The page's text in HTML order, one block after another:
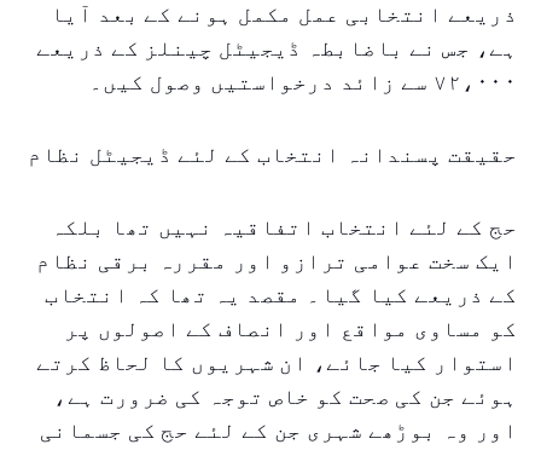
ذریعے انتخابی عمل مکمل ہونے کے بعد آیا
ہے، جس نے باضابطہ ڈیجیٹل چینلز کے ذریعے
۷۲،۰۰۰ سے زائد درخواستیں وصول کیں۔
حقیقت پسندانہ انتخاب کے لئے ڈیجیٹل نظام
حج کے لئے انتخاب اتفاقیہ نہیں تھا بلکہ
ایک سخت عوامی ترازو اور مقررہ برقی نظام
کے ذریعے کیا گیا۔ مقصد یہ تھا کہ انتخاب
کو مساوی مواقع اور انصاف کے اصولوں پر
استوار کیا جائے، ان شہریوں کا لحاظ کرتے
ہوئے جن کی صحت کو خاص توجہ کی ضرورت ہے،
اور وہ بوڑھے شہری جن کے لئے حج کی جسمانی